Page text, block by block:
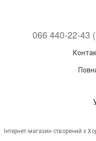
066 440-22-43
Інтернет-магазин створений з